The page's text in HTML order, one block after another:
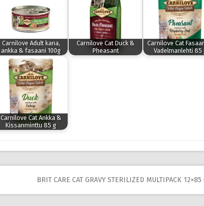
Carnilove Adult kana,
ankka & fasaani 100g
Carnilove Cat Duck &
Pheasant
Carnilove Cat
Vadelmanlehti 85
Carnilove Cat Ankka &
Kissanminttu 85 g
BRIT CARE CAT GRAVY STERILIZED MULTIPACK 12×85